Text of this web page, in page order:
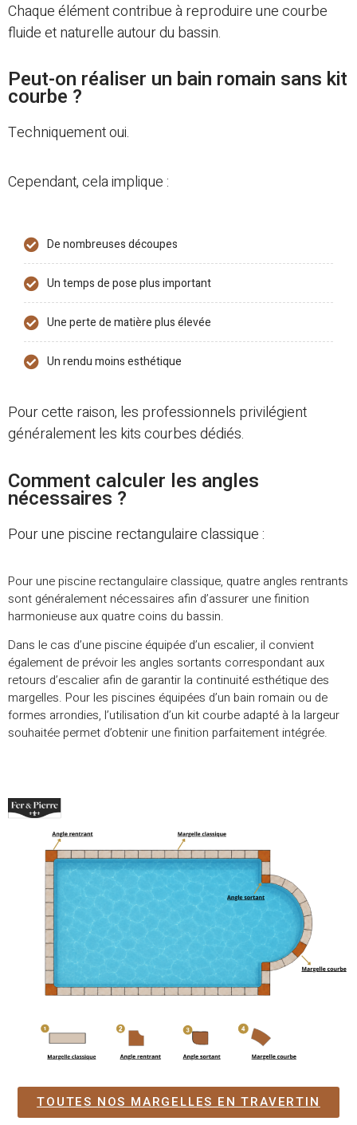
Chaque élément contribue à reproduire une courbe
fluide et naturelle autour du bassin.
Peut-on réaliser un bain romain sans kit
courbe ?
Techniquement oui.
Cependant, cela implique :
De nombreuses découpes
Un temps de pose plus important
Une perte de matière plus élevée
Un rendu moins esthétique
Pour cette raison, les professionnels privilégient
généralement les kits courbes dédiés.
Comment calculer les angles
nécessaires ?
Pour une piscine rectangulaire classique :
Pour une piscine rectangulaire classique, quatre angles rentrants
sont généralement nécessaires afin d’assurer une finition
harmonieuse aux quatre coins du bassin.
Dans le cas d’une piscine équipée d’un escalier, il convient
également de prévoir les angles sortants correspondant aux
retours d’escalier afin de garantir la continuité esthétique des
margelles. Pour les piscines équipées d’un bain romain ou de
formes arrondies, l’utilisation d’un kit courbe adapté à la largeur
souhaitée permet d’obtenir une finition parfaitement intégrée.
TOUTES NOS MARGELLES EN TRAVERTIN